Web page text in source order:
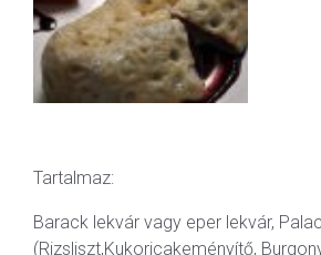
Tartalmaz:
Barack lekvár vagy eper lekvár,
(Rizsliszt,Kukoricakeményítő,